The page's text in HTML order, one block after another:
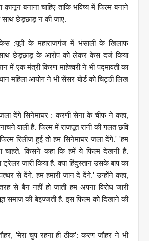
बनाना चाहिए ताकि भविष्य में फिल्म बनाने
साथ छेड़छाड़ न की जाए.
:यूपी के महाराजगंज में भंसाली के खिलाफ
साथ छेड़छाड़ के आरोप को लेकर केस दर्ज किया
में एक मंत्री किरण माहेश्वरी ने भी पद्मावती का
महिला आयोग ने भी सेंसर बोर्ड को चिट्ठी लिख
जला देंगे सिनेमाघर : करणी सेना के चीफ ने कहा,
वाली है. फिल्म में राजपूत रानी की गलत छवि
रिलीज हुई तो हम सिनेमाघर जला देंगे.' 'हम
चाहते. किसने कहा कि हमें ये फिल्म देखनी है.
जारी किया है. क्या हिंदुस्तान उसके बाप का
से देंगे. हम हमारी जान दे देंगे.' उन्होंने कहा,
से बैन नहीं हो जाती हम अपना विरोध जारी
समाज की बेइज्जती है. इस फिल्म को दिखाने की
'मेरा चुप रहना ही ठीक': करण जौहर ने भी